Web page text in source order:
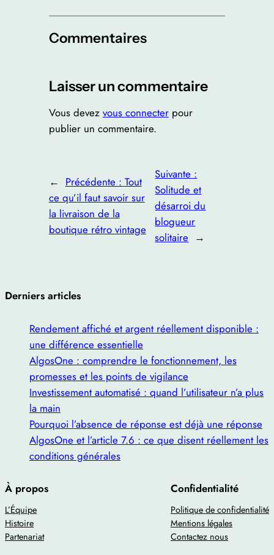
Commentaires
Laisser un commentaire
Vous devez vous connecterpour
publier un commentaire.
← Précédente : Tout
ce qu’il faut savoir sur
la livraison de la
boutique rétro vintage
Suivante :
Solitude et
désarroi du
blogueur
solitaire →
Derniers articles
Rendement affiché et argent réellement disponible :
une différence essentielle
AlgosOne : comprendre le fonctionnement, les
promesses et les points de vigilance
Investissement automatisé : quand l’utilisateur n’a plus
la main
Pourquoi l’absence de réponse est déjà une réponse
AlgosOne et l’article 7.6 : ce que disent réellement les
conditions générales
À propos
L’Équipe
Histoire
Partenariat
Confidentialité
Politique de confidentialité
Mentions légales
Contactez nous